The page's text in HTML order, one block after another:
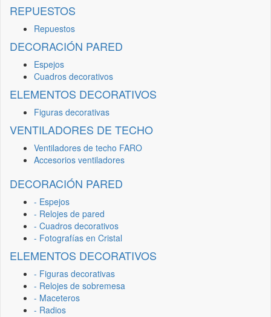
REPUESTOS
Repuestos
DECORACIÓN PARED
Espejos
Cuadros decorativos
ELEMENTOS DECORATIVOS
Figuras decorativas
VENTILADORES DE TECHO
Ventiladores de techo FARO
Accesorios ventiladores
DECORACIÓN PARED
- Espejos
- Relojes de pared
- Cuadros decorativos
- Fotografías en Cristal
ELEMENTOS DECORATIVOS
- Figuras decorativas
- Relojes de sobremesa
- Maceteros
- Radios